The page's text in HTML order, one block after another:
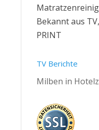
Bekannt aus
PRINT
TV Berichte
Milben in